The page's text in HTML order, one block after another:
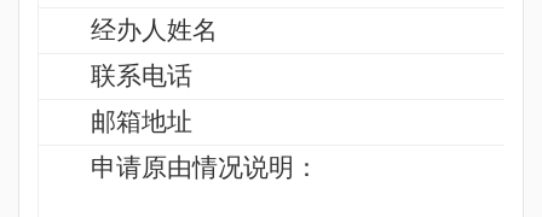
经办人姓名
联系电话
邮箱地址
申请原由情况说明：